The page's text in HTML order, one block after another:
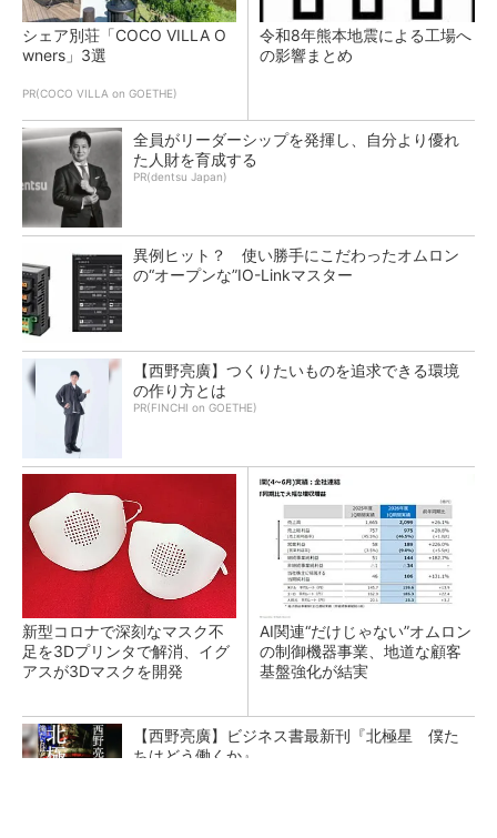
シェア別荘「COCO VILLA O
wners」3選
PR(COCO VILLA on GOETHE)
令和8年熊本地震による工場へ
の影響まとめ
全員がリーダーシップを発揮し、自分より優れ
た人財を育成する
PR(dentsu Japan)
異例ヒット？ 使い勝手にこだわったオムロン
の“オープンな”IO-Linkマスター
【西野亮廣】つくりたいものを追求できる環境
の作り方とは
PR(FINCHI on GOETHE)
新型コロナで深刻なマスク不
足を3Dプリンタで解消、イグ
アスが3Dマスクを開発
AI関連“だけじゃない”オムロン
の制御機器事業、地道な顧客
基盤強化が結実
【西野亮廣】ビジネス書最新刊『北極星 僕た
ちはどう働くか』